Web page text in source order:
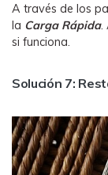
A través de los
la Carga Rápida.
si funciona.
Solución 7: